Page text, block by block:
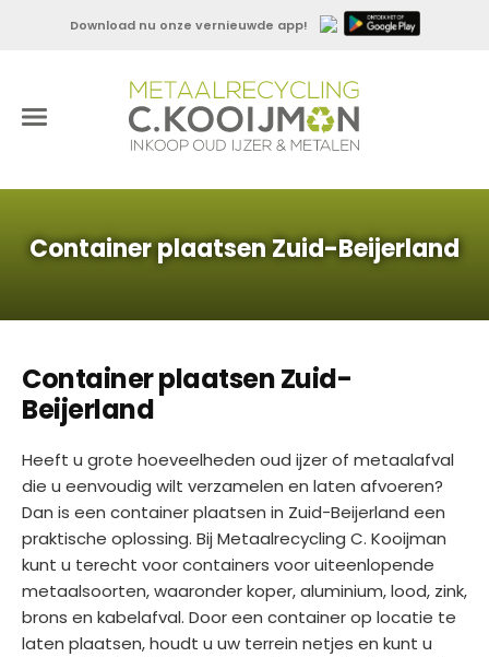
Download nu onze vernieuwde app!
Container plaatsen Zuid-Beijerland
Container plaatsen Zuid-
Beijerland
Heeft u grote hoeveelheden oud ijzer of metaalafval
die u eenvoudig wilt verzamelen en laten afvoeren?
Dan is een container plaatsen in Zuid-Beijerland een
praktische oplossing. Bij Metaalrecycling C. Kooijman
kunt u terecht voor containers voor uiteenlopende
metaalsoorten, waaronder koper, aluminium, lood, zink,
brons en kabelafval. Door een container op locatie te
laten plaatsen, houdt u uw terrein netjes en kunt u